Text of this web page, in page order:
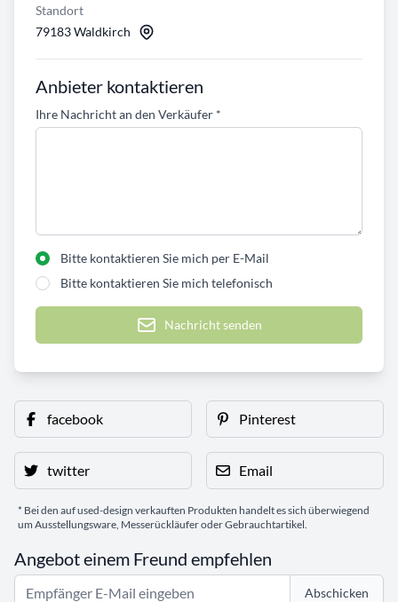
Standort
79183 Waldkirch
Anbieter kontaktieren
Ihre Nachricht an den Verkäufer *
Bitte kontaktieren Sie mich per E-Mail
Bitte kontaktieren Sie mich telefonisch
Nachricht senden
facebook Pinterest
twitter Email
* Bei den auf used-design verkauften Produkten handelt es sich überwiegend
um Ausstellungsware, Messerückläufer oder Gebrauchtartikel.
Angebot einem Freund empfehlen
Abschicken